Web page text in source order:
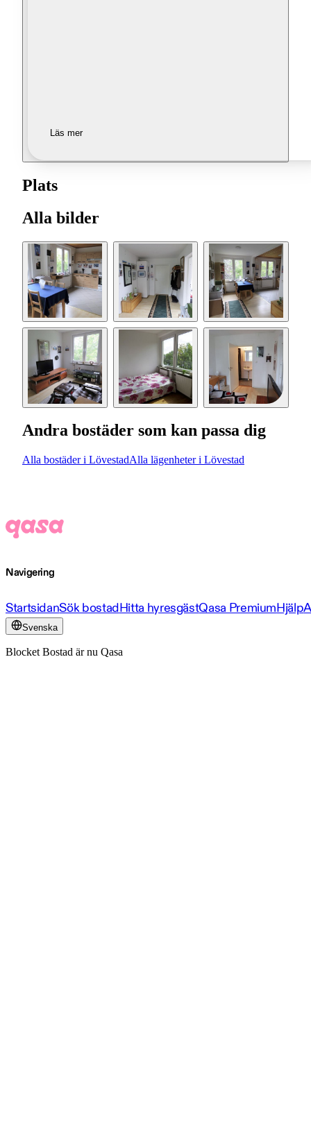
Läs mer
Plats
Alla bilder
Andra bostäder som kan passa dig
Alla bostäder i LövestadAlla lägenheter i Lövestad
Navigering
StartsidanSök bostadHitta hyresgästQasa PremiumHjälp
Svenska
Blocket Bostad är nu Qasa